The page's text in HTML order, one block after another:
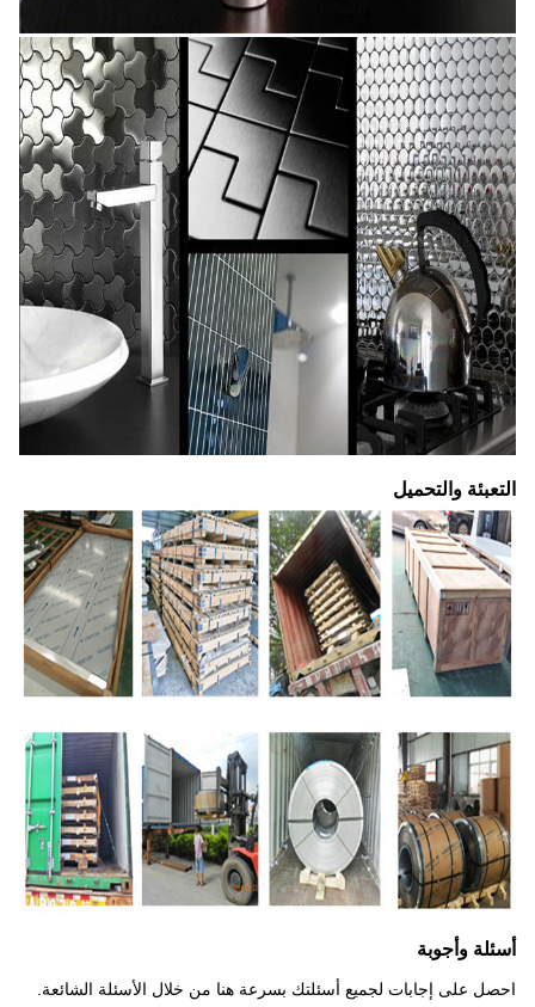
التعبئة والتحميل
أسئلة وأجوبة
احصل على إجابات لجميع أسئلتك بسرعة هنا من خلال الأسئلة الشائعة.